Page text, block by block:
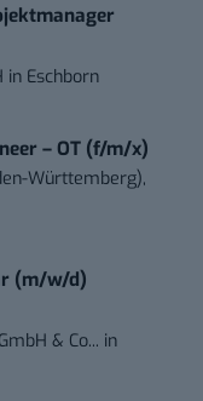
in Eschborn
– OT (f/m/x)
Württemberg),
(m/w/d)
& Co... in